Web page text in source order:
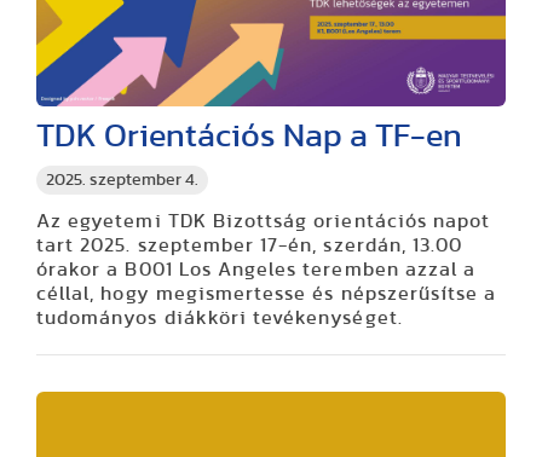
2025. szeptember 4.
TDK Orientációs Nap a TF-en
Az egyetemi TDK Bizottság orientációs napot
tart 2025. szeptember 17-én, szerdán, 13.00
órakor a B001 Los Angeles teremben azzal a
céllal, hogy megismertesse és népszerűsítse a
tudományos diákköri tevékenységet.